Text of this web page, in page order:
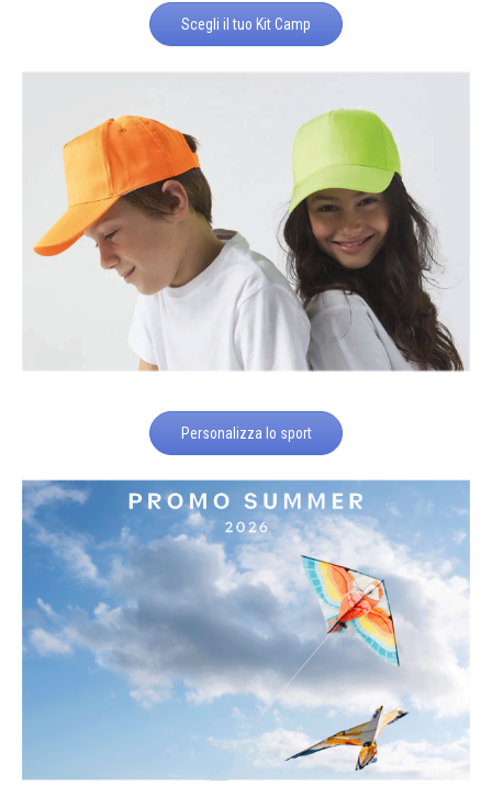
Scegli il tuo Kit Camp
Personalizza lo sport